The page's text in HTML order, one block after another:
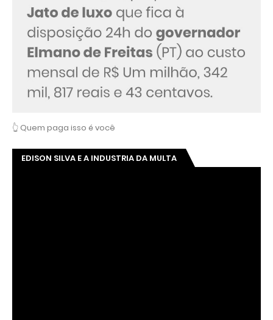
👆 Quem paga isso é você
EDISON SILVA E A INDUSTRIA DA MULTA